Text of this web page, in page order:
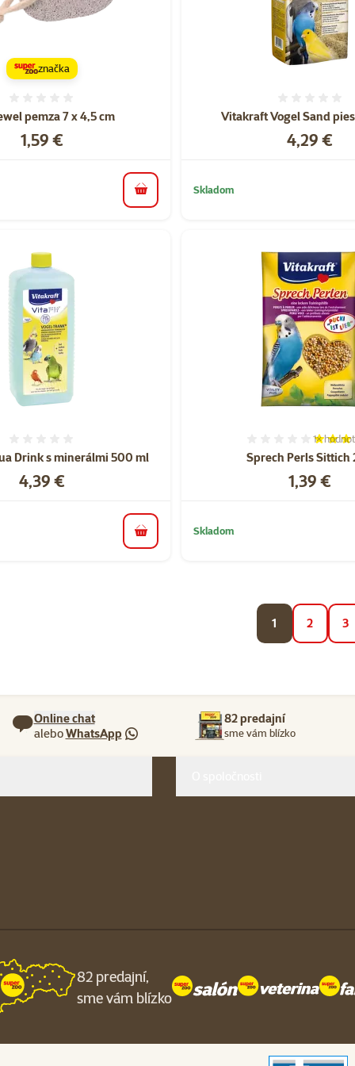
pemza 7 x 4,5 cm
Cena
1,59 €
značka
do košíka
Vitakraft Vogel Sand
Cena
4,29 €
Skladom
Drink s minerálmi 500 ml
Cena
4,39 €
do košíka
Sprech Perls Sittich
1×
Cena
1,39 €
Skladom
1 2 3
Online chat
aleboWhatsApp
82 predajní
sme vám blízko
82 predajní,
sme vám blízko